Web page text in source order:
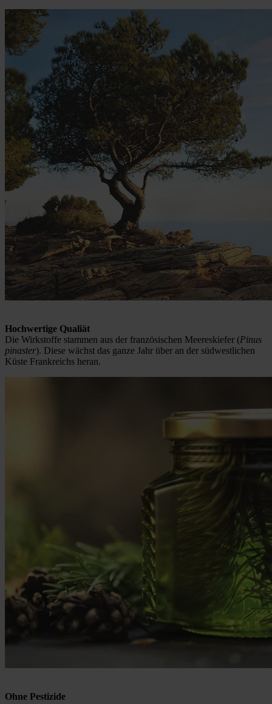
Hochwertige Qualiät
Die Wirkstoffe stammen aus der französischen Meereskiefer (Pinus
pinaster). Diese wächst das ganze Jahr über an der südwestlichen
Küste Frankreichs heran.
Ohne Pestizide